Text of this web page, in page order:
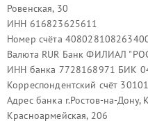
Ремонт разъёмов
разъём, разъём
механические
Проблемы связи—
Fi, Bluetooth, SIM-модуля,
интерфейсах.
Ровенская, 30
ИНН 616823625611
Номер счёта
Валюта RUR Банк ФИЛИАЛ
ИНН банка 7728168971 БИК
Корреспондентский счёт
Адрес банка г.Ростов-на-Дону,
Красноармейская, 206